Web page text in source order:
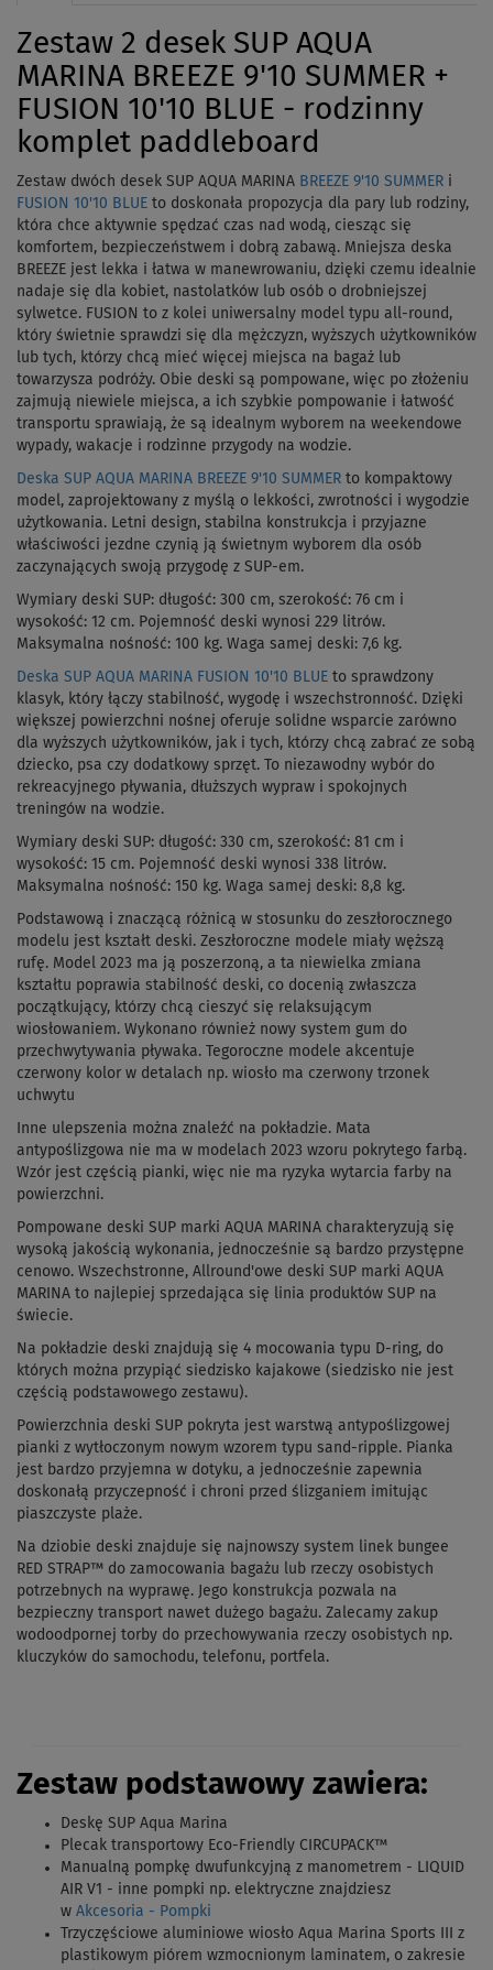
Zestaw 2 desek SUP AQUA
MARINA BREEZE 9'10 SUMMER +
FUSION 10'10 BLUE - rodzinny
komplet paddleboard
Zestaw dwóch desek SUP AQUA MARINA BREEZE 9'10 SUMMER i
FUSION 10'10 BLUE to doskonała propozycja dla pary lub rodziny,
która chce aktywnie spędzać czas nad wodą, ciesząc się
komfortem, bezpieczeństwem i dobrą zabawą. Mniejsza deska
BREEZE jest lekka i łatwa w manewrowaniu, dzięki czemu idealnie
nadaje się dla kobiet, nastolatków lub osób o drobniejszej
sylwetce. FUSION to z kolei uniwersalny model typu all-round,
który świetnie sprawdzi się dla mężczyzn, wyższych użytkowników
lub tych, którzy chcą mieć więcej miejsca na bagaż lub
towarzysza podróży. Obie deski są pompowane, więc po złożeniu
zajmują niewiele miejsca, a ich szybkie pompowanie i łatwość
transportu sprawiają, że są idealnym wyborem na weekendowe
wypady, wakacje i rodzinne przygody na wodzie.
Deska SUP AQUA MARINA BREEZE 9'10 SUMMER to kompaktowy
model, zaprojektowany z myślą o lekkości, zwrotności i wygodzie
użytkowania. Letni design, stabilna konstrukcja i przyjazne
właściwości jezdne czynią ją świetnym wyborem dla osób
zaczynających swoją przygodę z SUP-em.
Wymiary deski SUP: długość: 300 cm, szerokość: 76 cm i
wysokość: 12 cm. Pojemność deski wynosi 229 litrów.
Maksymalna nośność: 100 kg. Waga samej deski: 7,6 kg.
Deska SUP AQUA MARINA FUSION 10'10 BLUE to sprawdzony
klasyk, który łączy stabilność, wygodę i wszechstronność. Dzięki
większej powierzchni nośnej oferuje solidne wsparcie zarówno
dla wyższych użytkowników, jak i tych, którzy chcą zabrać ze sobą
dziecko, psa czy dodatkowy sprzęt. To niezawodny wybór do
rekreacyjnego pływania, dłuższych wypraw i spokojnych
treningów na wodzie.
Wymiary deski SUP: długość: 330 cm, szerokość: 81 cm i
wysokość: 15 cm. Pojemność deski wynosi 338 litrów.
Maksymalna nośność: 150 kg. Waga samej deski: 8,8 kg.
Podstawową i znaczącą różnicą w stosunku do zeszłorocznego
modelu jest kształt deski. Zeszłoroczne modele miały węższą
rufę. Model 2023 ma ją poszerzoną, a ta niewielka zmiana
kształtu poprawia stabilność deski, co docenią zwłaszcza
początkujący, którzy chcą cieszyć się relaksującym
wiosłowaniem. Wykonano również nowy system gum do
przechwytywania pływaka. Tegoroczne modele akcentuje
czerwony kolor w detalach np. wiosło ma czerwony trzonek
uchwytu
Inne ulepszenia można znaleźć na pokładzie. Mata
antypoślizgowa nie ma w modelach 2023 wzoru pokrytego farbą.
Wzór jest częścią pianki, więc nie ma ryzyka wytarcia farby na
powierzchni.
Pompowane deski SUP marki AQUA MARINA charakteryzują się
wysoką jakością wykonania, jednocześnie są bardzo przystępne
cenowo. Wszechstronne, Allround'owe deski SUP marki AQUA
MARINA to najlepiej sprzedająca się linia produktów SUP na
świecie.
Na pokładzie deski znajdują się 4 mocowania typu D-ring, do
których można przypiąć siedzisko kajakowe (siedzisko nie jest
częścią podstawowego zestawu).
Powierzchnia deski SUP pokryta jest warstwą antypoślizgowej
pianki z wytłoczonym nowym wzorem typu sand-ripple. Pianka
jest bardzo przyjemna w dotyku, a jednocześnie zapewnia
doskonałą przyczepność i chroni przed ślizganiem imitując
piaszczyste plaże.
Na dziobie deski znajduje się najnowszy system linek bungee
RED STRAP™ do zamocowania bagażu lub rzeczy osobistych
potrzebnych na wyprawę. Jego konstrukcja pozwala na
bezpieczny transport nawet dużego bagażu. Zalecamy zakup
wodoodpornej torby do przechowywania rzeczy osobistych np.
kluczyków do samochodu, telefonu, portfela.
Zestaw podstawowy zawiera:
Deskę SUP Aqua Marina
Plecak transportowy Eco-Friendly CIRCUPACK™
Manualną pompkę dwufunkcyjną z manometrem - LIQUID
AIR V1 - inne pompki np. elektryczne znajdziesz
w Akcesoria - Pompki
Trzyczęściowe aluminiowe wiosło Aqua Marina Sports III
z
plastikowym piórem wzmocnionym laminatem, o zakresie